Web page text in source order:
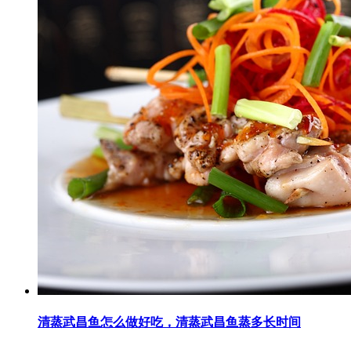
清蒸武昌鱼怎么做好吃，清蒸武昌鱼蒸多长时间